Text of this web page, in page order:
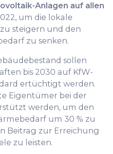
Anlagen auf allen
um die lokale
steigern und den
zu senken.
sollen
bis 2030 auf KfW-
ertüchtigt werden.
Eigentümer bei der
werden, um den
um 30 % zu
Beitrag zur Erreichung
zu leisten.